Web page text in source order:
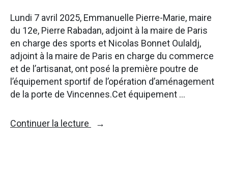
Lundi 7 avril 2025, Emmanuelle Pierre-Marie, maire
du 12e, Pierre Rabadan, adjoint à la maire de Paris
en charge des sports et Nicolas Bonnet Oulaldj,
adjoint à la maire de Paris en charge du commerce
et de l’artisanat, ont posé la première poutre de
l’équipement sportif de l’opération d’aménagement
de la porte de Vincennes.Cet équipement …
Continuer la lecture
« Première